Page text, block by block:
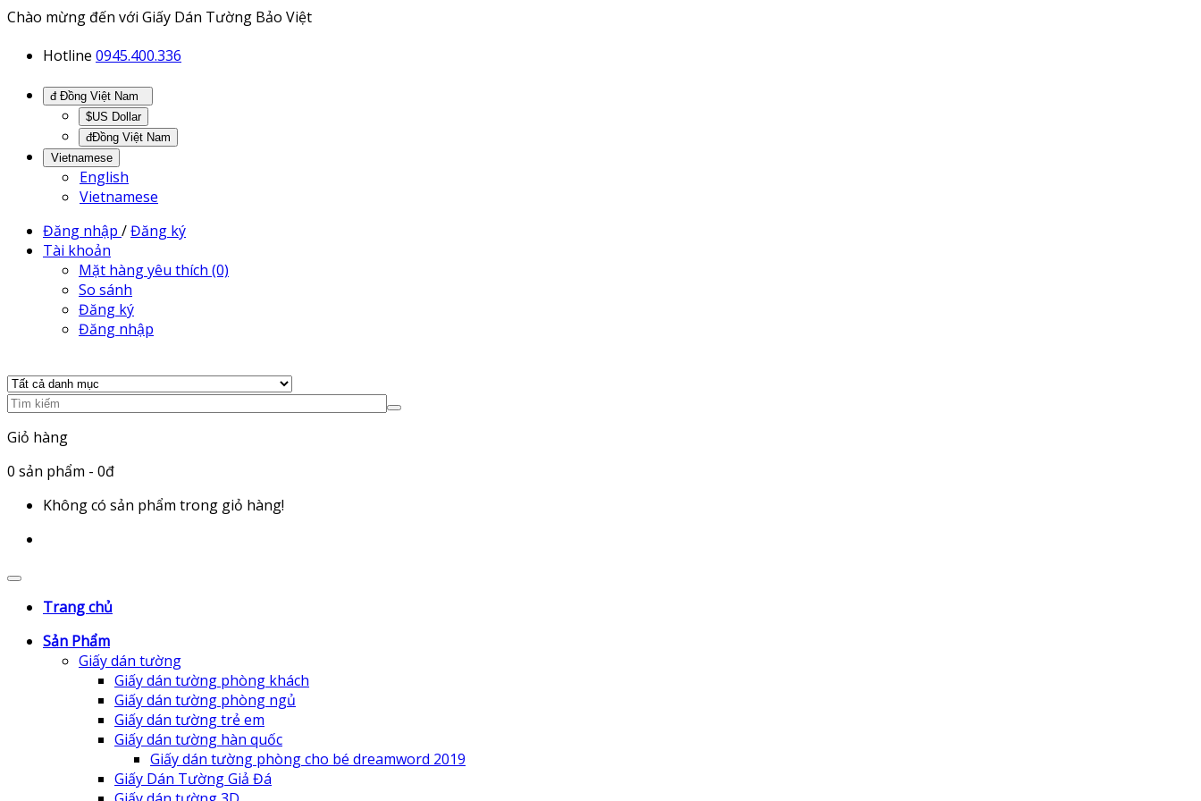
Chào mừng đến với Giấy Dán Tường Bảo Việt
Hotline 0945.400.336
$US Dollar
đĐồng Việt Nam
Vietnamese
English
Vietnamese
Đăng nhập /Đăng ký
Tài khoản
Mặt hàng yêu thích (0)
So sánh
Đăng ký
Đăng nhập
Giỏ hàng
0 sản phẩm - 0đ
Không có sản phẩm trong giỏ hàng!
Trang chủ
Sản Phẩm
Giấy dán tường
Giấy dán tường phòng khách
Giấy dán tường phòng ngủ
Giấy dán tường trẻ em
Giấy dán tường hàn quốc
Giấy dán tường phòng cho bé dreamword 2019
Giấy Dán Tường Giả Đá